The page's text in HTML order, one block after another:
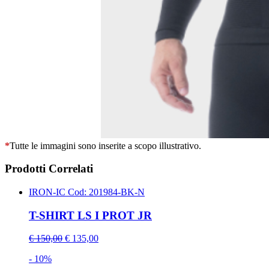
*Tutte le immagini sono inserite a scopo illustrativo.
Prodotti Correlati
IRON-IC Cod: 201984-BK-N
T-SHIRT LS I PROT JR
€ 150,00 € 135,00
- 10%